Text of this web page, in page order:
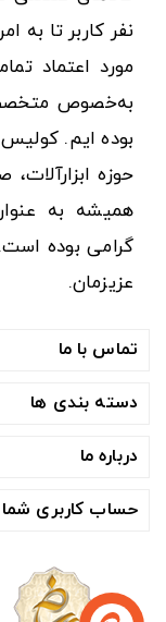
نفر کاربر تا به
مورد اعتماد
به‌خصوص
بوده ایم.
حوزه
همیشه به
گرامی بوده
عزیزمان.
تماس با ما
دسته بندی ها
درباره ما
حساب کاربری شما